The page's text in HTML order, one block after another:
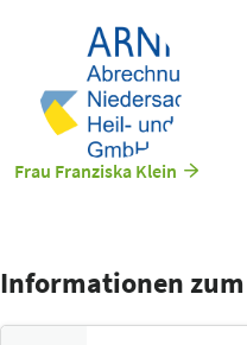
Frau Franziska Klein
Informationen